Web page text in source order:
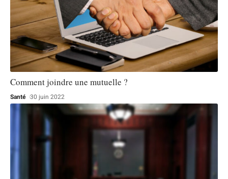
Comment joindre une mutuelle ?
Santé 30 juin 2022